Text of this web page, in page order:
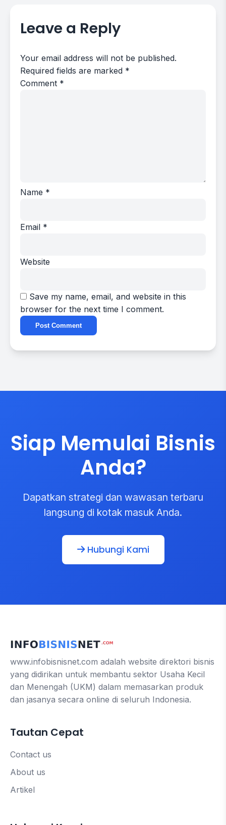
Leave a Reply
Your email address will not be published.
Required fields are marked *
Comment *
Name *
Email *
Website
Save my name, email, and website in this
browser for the next time I comment.
Siap Memulai Bisnis
Anda?
Dapatkan strategi dan wawasan terbaru
langsung di kotak masuk Anda.
Hubungi Kami
www.infobisnisnet.com adalah website direktori bisnis
yang didirikan untuk membantu sektor Usaha Kecil
dan Menengah (UKM) dalam memasarkan produk
dan jasanya secara online di seluruh Indonesia.
Tautan Cepat
Contact us
About us
Artikel